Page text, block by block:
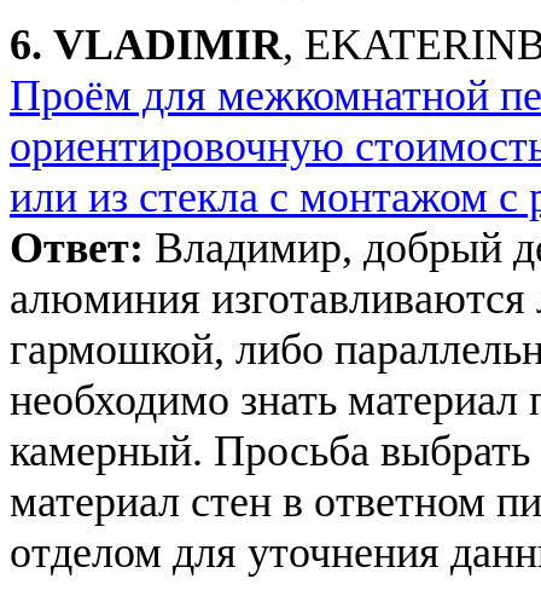
6. VLADIMIR,
Проём для межкомнатной
ориентировочную
или из стекла с монтажом
Ответ: Владимир, добрый
алюминия
гармошкой, либо
необходимо знать материал
камерный. Просьба
материал стен в ответном
отделом для уточнения